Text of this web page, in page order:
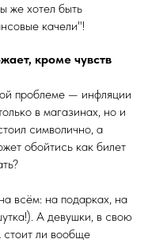
же хотел быть
качели"!
кроме чувств
проблеме — инфляции
в магазинах, но и
символично, а
обойтись как билет
всём: на подарках, на
А девушки, в свою
ли вообще